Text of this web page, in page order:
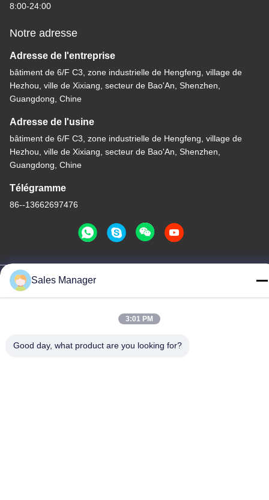
8:00-24:00
Notre adresse
Adresse de l'entreprise
bâtiment de 6/F C3, zone industrielle de Hengfeng, village de
Hezhou, ville de Xixiang, secteur de Bao'An, Shenzhen,
Guangdong, Chine
Adresse de l'usine
bâtiment de 6/F C3, zone industrielle de Hengfeng, village de
Hezhou, ville de Xixiang, secteur de Bao'An, Shenzhen,
Guangdong, Chine
Télégramme
86--13662697476
Politique de confidentialité |
Chine Bonne qualité Contact à membrane de dôme en métal Le
fournisseur. -2026 Shenzhen Lunfeng Technology Co., Ltd Tous
Sales Manager
3:01 PM
Good day, what product are you looking for?